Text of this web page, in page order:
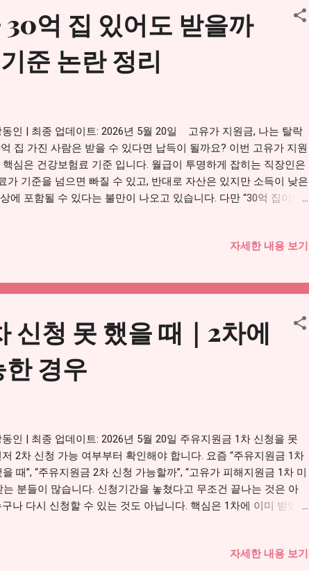
억 집 있어도 받을까
준 논란 정리
동인 | 최종 업데이트: 2026년 5월 20일 고유가 지원금, 나는 탈락
집 가진 사람은 받을 수 있다면 납득이 될까요? 이번 고유가 지원
핵심은 건강보험료 기준 입니다. 월급이 투명하게 잡히는 직장인은
가 기준을 넘으면 빠질 수 있고, 반대로 자산은 있지만 소득이 낮은
에 포함될 수 있다는 불만이 나오고 있습니다. 다만 “30억 집이면
락 이유, 신청 기준부터 다시 확인하세요 건강보험료 기준, 고액자
가 피해지원금 대상조회 기준 확인하기 → 목차 1. 왜 형평성 논란이
강보험료 기준이 직장인에게 불리하게 느껴지는 이유 3. 30억 집
확인할 5가지 6. 이 논란을 어떻게 봐야 하나 7. 자주 묻는 질문 1.
란이 생겼나 고유가 지원금 2차 지급이 시작되면서 가장 크게 나
“나는 왜 탈락했나”입니다. 국민 70%를 대상으로 한다고 들었는데
해보니 대상자가 아니라고 나오는 직장인들이 생겼기 때문입니
낮고, 재산세 과세표준과 금...
자세한 내용 보기
신청 못 했을 때｜2차에
경우
인 | 최종 업데이트: 2026년 5월 20일 주유지원금 1차 신청을 못
2차 신청 가능 여부부터 확인해야 합니다. 요즘 “주유지원금 1차
때”, “주유지원금 2차 신청 가능할까”, “고유가 피해지원금 1차 미
는 분들이 많습니다. 신청기간을 놓쳤다고 무조건 끝나는 것은 아
구나 다시 신청할 수 있는 것도 아닙니다. 핵심은 1차에 이미 받았는
. 1차 놓쳤다면 2차 신청 기준부터 확인하세요 고유가 피해지원금
자세한 내용 보기